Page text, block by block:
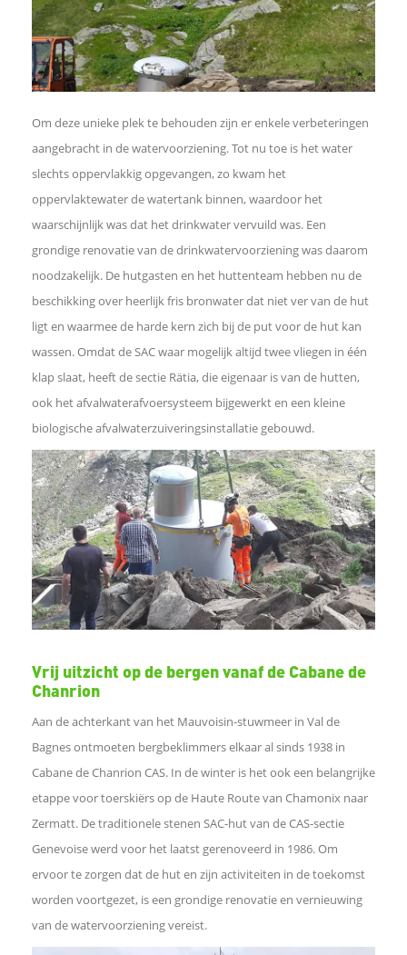
m
t
e
e
l
e
Om deze unieke plek te behouden zijn er enkele verbeteringen
aangebracht in de watervoorziening. Tot nu toe is het water
slechts oppervlakkig opgevangen, zo kwam het
oppervlaktewater de watertank binnen, waardoor het
waarschijnlijk was dat het drinkwater vervuild was. Een
grondige renovatie van de drinkwatervoorziening was daarom
noodzakelijk. De hutgasten en het huttenteam hebben nu de
beschikking over heerlijk fris bronwater dat niet ver van de hut
ligt en waarmee de harde kern zich bij de put voor de hut kan
wassen. Omdat de SAC waar mogelijk altijd twee vliegen in één
klap slaat, heeft de sectie Rätia, die eigenaar is van de hutten,
ook het afvalwaterafvoersysteem bijgewerkt en een kleine
biologische afvalwaterzuiveringsinstallatie gebouwd.
Vrij uitzicht op de bergen vanaf de Cabane de
Chanrion
Aan de achterkant van het Mauvoisin-stuwmeer in Val de
Bagnes ontmoeten bergbeklimmers elkaar al sinds 1938 in
Cabane de Chanrion CAS. In de winter is het ook een belangrijke
etappe voor toerskiërs op de Haute Route van Chamonix naar
Zermatt. De traditionele stenen SAC-hut van de CAS-sectie
Genevoise werd voor het laatst gerenoveerd in 1986. Om
ervoor te zorgen dat de hut en zijn activiteiten in de toekomst
worden voortgezet, is een grondige renovatie en vernieuwing
van de watervoorziening vereist.